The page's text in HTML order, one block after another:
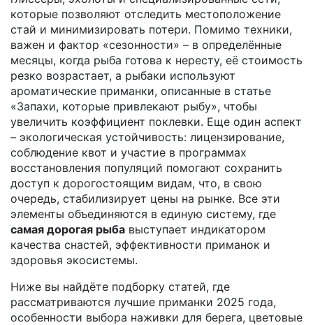
которые позволяют отследить местоположение
стай и минимизировать потери. Помимо техники,
важен и фактор «сезонности» – в определённые
месяцы, когда рыба готова к нересту, её стоимость
резко возрастает, а рыбаки используют
ароматические приманки, описанные в статье
«Запахи, которые привлекают рыбу», чтобы
увеличить коэффициент поклевки. Еще один аспект
– экологическая устойчивость: лицензирование,
соблюдение квот и участие в программах
восстановления популяций помогают сохранить
доступ к дорогостоящим видам, что, в свою
очередь, стабилизирует цены на рынке. Все эти
элементы объединяются в единую систему, где
самая дорогая рыба выступает индикатором
качества снастей, эффективности приманок и
здоровья экосистемы.
Ниже вы найдёте подборку статей, где
рассматриваются лучшие приманки 2025 года,
особенности выбора наживки для берега, цветовые